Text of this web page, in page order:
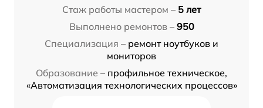
Стаж работы мастером – 5 лет
Выполнено ремонтов – 950
Специализация – ремонт ноутбуков и
мониторов
Образование – профильное техническое,
«Автоматизация технологических процессов»